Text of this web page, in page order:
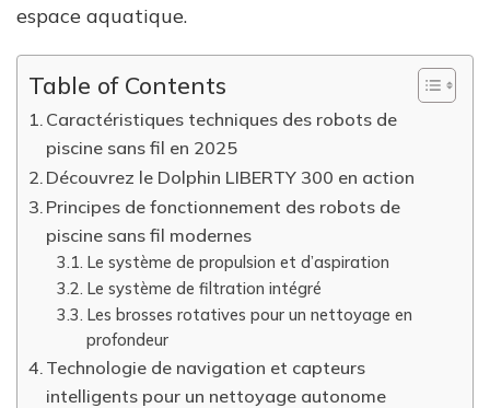
espace aquatique.
Table of Contents
Caractéristiques techniques des robots de
piscine sans fil en 2025
Découvrez le Dolphin LIBERTY 300 en action
Principes de fonctionnement des robots de
piscine sans fil modernes
Le système de propulsion et d’aspiration
Le système de filtration intégré
Les brosses rotatives pour un nettoyage en
profondeur
Technologie de navigation et capteurs
intelligents pour un nettoyage autonome